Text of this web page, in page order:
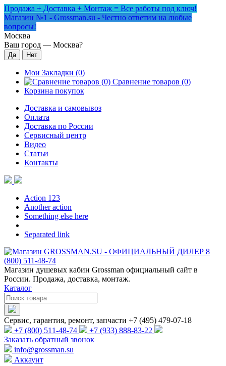
Продажа + Доставка + Монтаж = Все работы под ключ!
Магазин №1 - Grossman.su - Честно ответим на любые
вопросы!
Москва
Ваш город — Москва?
Мои Закладки (0)
Сравнение товаров (0)
Корзина покупок
Доставка и самовывоз
Оплата
Доставка по России
Сервисный центр
Видео
Статьи
Контакты
Action 123
Another action
Something else here
Separated link
Магазин душевых кабин Grossman официальный сайт в
России. Продажа, доставка, монтаж.
Каталог
Сервис, гарантия, ремонт, запчасти +7 (495) 479-07-18
+7 (800) 511-48-74
+7 (933) 888-83-22
Заказать обратный звонок
info@grossman.su
Аккаунт